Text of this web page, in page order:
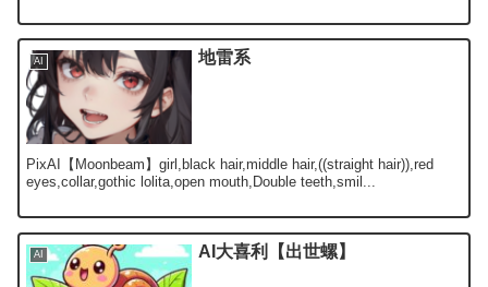
AI 地雷系
PixAI【Moonbeam】girl,black hair,middle hair,((straight hair)),red
eyes,collar,gothic lolita,open mouth,Double teeth,smil...
AI AI大喜利【出世螺】